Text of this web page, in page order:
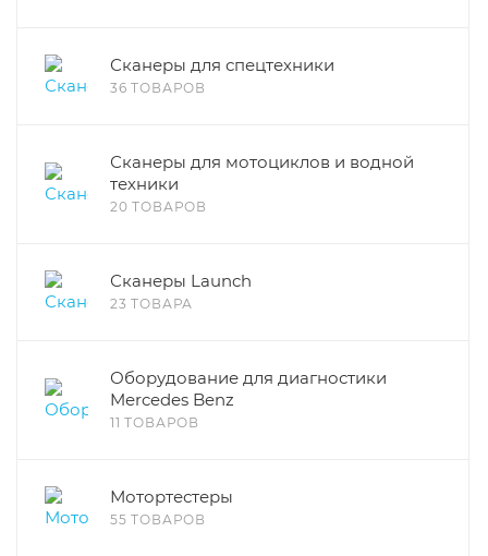
Сканеры для спецтехники
36 ТОВАРОВ
Сканеры для мотоциклов и водной
техники
20 ТОВАРОВ
Сканеры Launch
23 ТОВАРА
Оборудование для диагностики
Mercedes Benz
11 ТОВАРОВ
Мотортестеры
55 ТОВАРОВ